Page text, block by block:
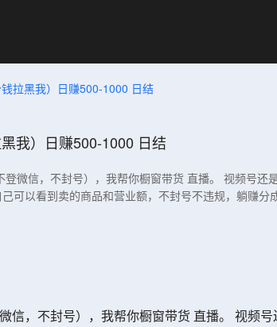
拉黑我）日赚500-1000 日结
我）日赚500-1000 日结
微信，不封号），我帮你橱窗带货 直播。 视频号
可以看到卖的商品和营业额，不封号不违规，躺赚
信，不封号），我帮你橱窗带货 直播。 视频